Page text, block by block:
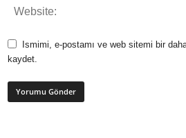
Ismimi, e-postamı ve web sitemi bir
kaydet.